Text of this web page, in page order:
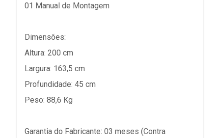
01 Manual de Montagem
Dimensões:
Altura: 200 cm
Largura: 163,5 cm
Profundidade: 45 cm
Peso: 88,6 Kg
Garantia do Fabricante: 03 meses (Contra